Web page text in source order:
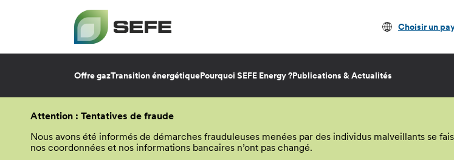
principal
Attention : Tentatives de fraude
Nous avons été informés de démarches frauduleuses menées par des individus malveillants se
nos coordonnées et nos informations bancaires n’ont pas changé.
Choisir un
Offre gazTransition énergétiquePourquoi SEFE Energy ?Publications & Actualités